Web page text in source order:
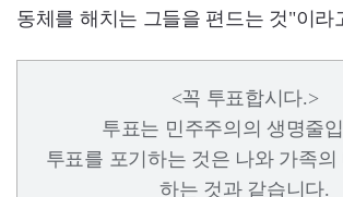
동체를 해치는 그들을 편드는 것"이라
<꼭 투표합시다.>
투표는 민주주의의 생명줄
투표를 포기하는 것은 나와 가족의
하는 것과 같습니다.